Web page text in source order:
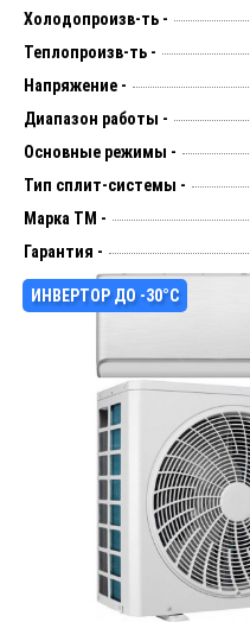
Холодопроизв-ть -
Теплопроизв-ть -
Напряжение -
Диапазон работы -
Основные режимы -
Тип сплит-системы -
Марка ТМ -
Гарантия -
ИНВЕРТОР ДО -30°С